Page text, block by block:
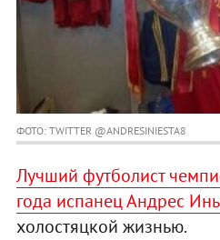
ФОТО: TWITTER @ANDRESINIESTA8
Лучший футболист
года испанец Андрес
холостяцкой жизнью.